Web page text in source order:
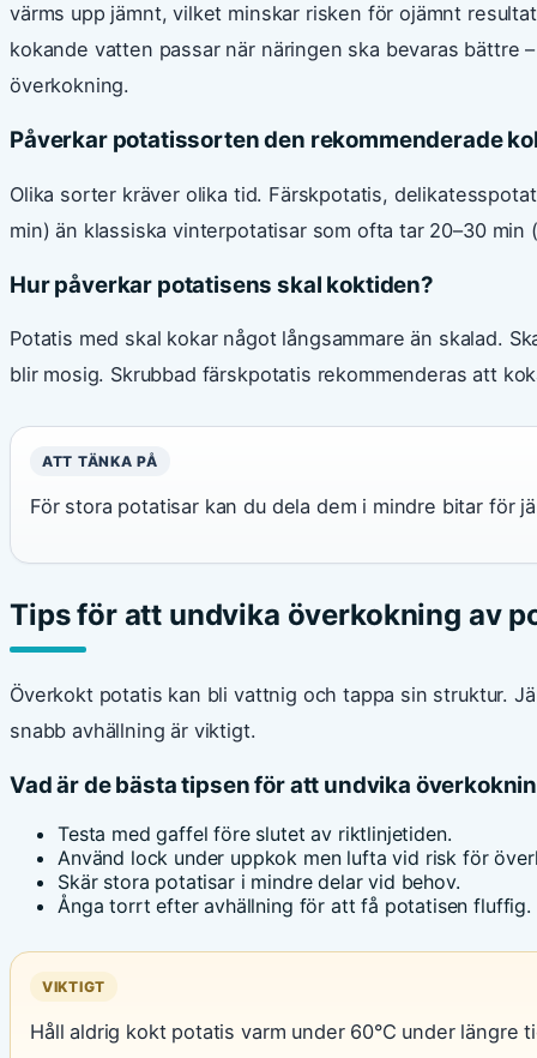
värms upp jämnt, vilket minskar risken för ojämnt
kokande vatten passar när näringen ska bevaras bättre
överkokning.
Påverkar potatissorten den rekommenderade
Olika sorter kräver olika tid. Färskpotatis,
min) än klassiska vinterpotatisar som ofta tar 20–30
Hur påverkar potatisens skal koktiden?
Potatis med skal kokar något långsammare än skalad.
blir mosig. Skrubbad färskpotatis rekommenderas att
ATT TÄNKA PÅ
För stora potatisar kan du dela dem i mindre bitar för
Tips för att undvika överkokning av
Överkokt potatis kan bli vattnig och tappa sin struktur.
snabb avhällning är viktigt.
Vad är de bästa tipsen för att undvika
Testa med gaffel före slutet av riktlinjetiden.
Använd lock under uppkok men lufta vid risk för
Skär stora potatisar i mindre delar vid behov.
Ånga torrt efter avhällning för att få potatisen fluffig.
VIKTIGT
Håll aldrig kokt potatis varm under 60°C under